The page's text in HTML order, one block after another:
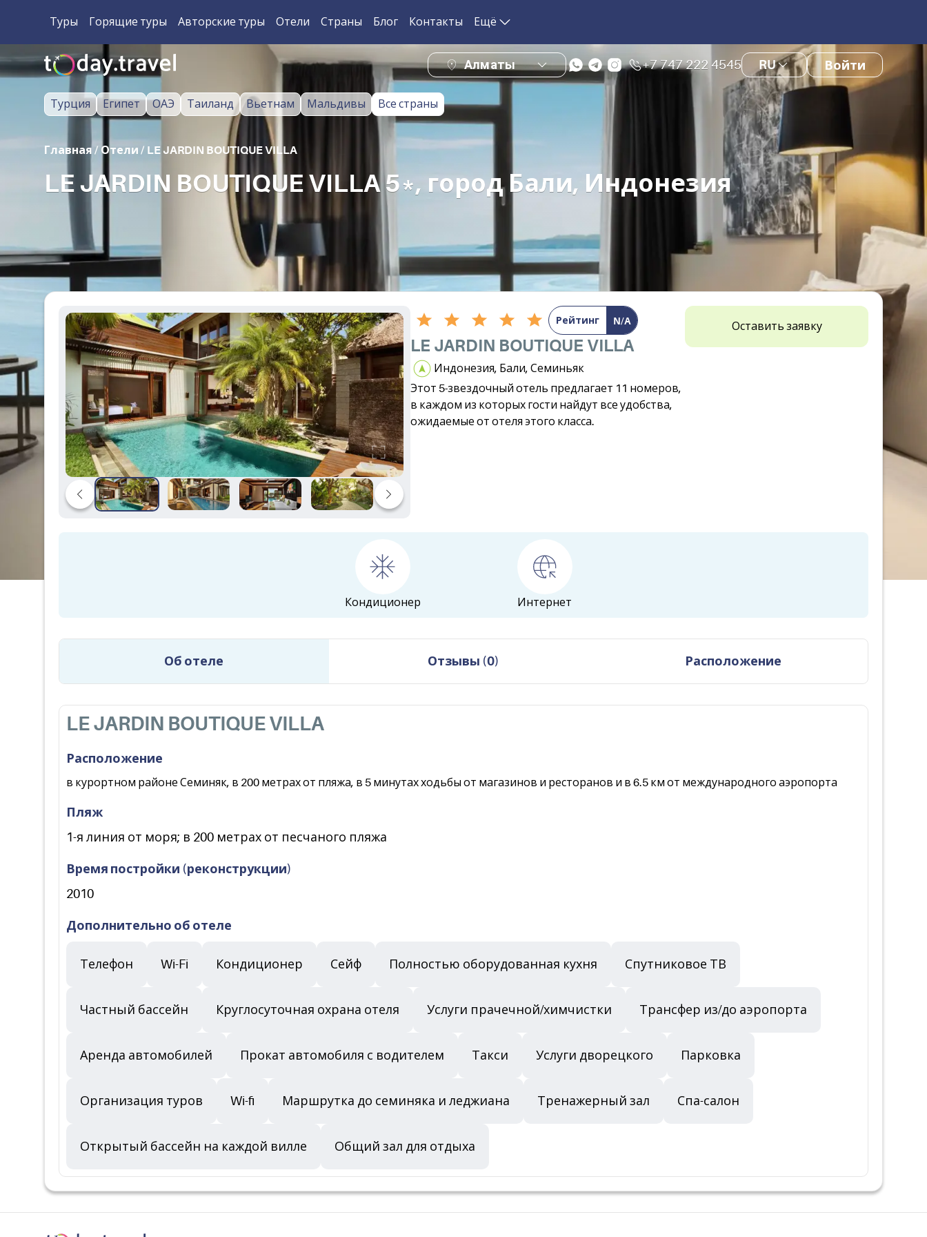
Туры Горящие туры Авторские туры Отели Страны Блог Контакты Ещё
Алматы +7 747 222 4545 RU Войти
Турция Египет ОАЭ Таиланд Вьетнам Мальдивы Все страны
Главная / Отели / LE JARDIN BOUTIQUE VILLA
LE JARDIN BOUTIQUE VILLA 5*, город Бали, Индонезия
Рейтинг N/A
LE JARDIN BOUTIQUE VILLA
Индонезия, Бали, Семиньяк
Этот 5-звездочный отель предлагает 11 номеров,
в каждом из которых гости найдут все удобства,
ожидаемые от отеля этого класса.
Оставить заявку
Кондиционер Интернет
Об отеле Отзывы (0) Расположение
LE JARDIN BOUTIQUE VILLA
Расположение
в курортном районе Семиняк, в 200 метрах от пляжа, в 5 минутах ходьбы от магазинов и ресторанов и в 6.5 км от международного аэропорта
Пляж
1-я линия от моря; в 200 метрах от песчаного пляжа
Время постройки (реконструкции)
2010
Дополнительно об отеле
Телефон Wi-Fi Кондиционер Сейф Полностью оборудованная кухня Спутниковое ТВ
Частный бассейн Круглосуточная охрана отеля Услуги прачечной/химчистки Трансфер из/до аэропорта
Аренда автомобилей Прокат автомобиля с водителем Такси Услуги дворецкого Парковка
Организация туров Wi-fi Маршрутка до семиняка и леджиана Тренажерный зал Спа-салон
Открытый бассейн на каждой вилле Общий зал для отдыха